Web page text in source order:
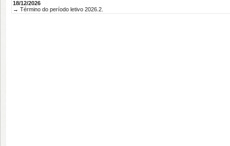
18/12/2026
→ Término do período letivo 2026.2.